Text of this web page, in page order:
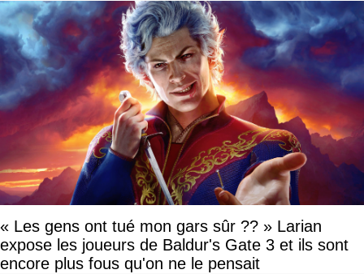
« Les gens ont tué mon gars sûr ?? » Larian
expose les joueurs de Baldur's Gate 3 et ils sont
encore plus fous qu'on ne le pensait